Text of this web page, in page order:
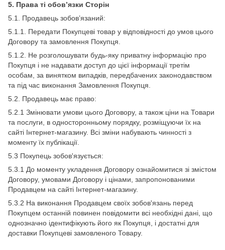
5. Права ті обов’язки Сторін
5.1. Продавець зобов’язаний:
5.1.1. Передати Покупцеві товар у відповідності до умов цього
Договору та замовлення Покупця.
5.1.2. Не розголошувати будь-яку приватну інформацію про
Покупця і не надавати доступ до цієї інформації третім
особам, за винятком випадків, передбачених законодавством
та під час виконання Замовлення Покупця.
5.2. Продавець має право:
5.2.1 Змінювати умови цього Договору, а також ціни на Товари
та послуги, в односторонньому порядку, розміщуючи їх на
сайті Інтернет-магазину. Всі зміни набувають чинності з
моменту їх публікації.
5.3 Покупець зобов'язується:
5.3.1 До моменту укладення Договору ознайомитися зі змістом
Договору, умовами Договору і цінами, запропонованими
Продавцем на сайті Інтернет-магазину.
5.3.2 На виконання Продавцем своїх зобов'язань перед
Покупцем останній повинен повідомити всі необхідні дані, що
однозначно ідентифікують його як Покупця, і достатні для
доставки Покупцеві замовленого Товару.